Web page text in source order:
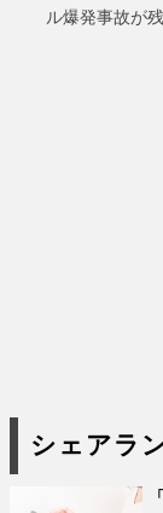
ル爆発事故が
シェアラ